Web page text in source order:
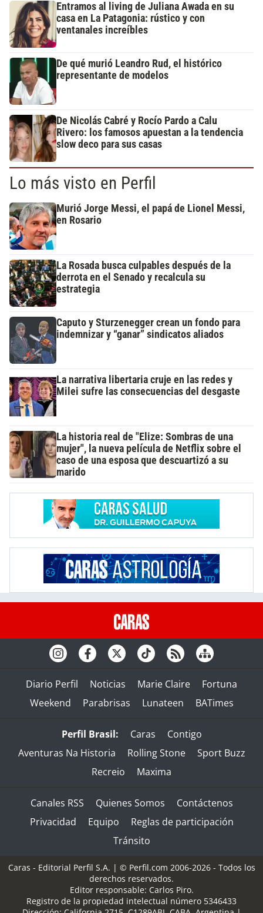
Entramos al living de Juliana Awada en su
casa en La Patagonia: rústico y con
ventanales increíbles
De qué murió Leandro Rud, el histórico
representante de modelos
De Nicolás Cabré y Rocío Pardo a Calu
Rivero: los famosos apuestan a la tendencia
slow deco para sus casas
Lo más visto en Perfil
Murió Jorge Messi, el papá de Lionel Messi,
en Rosario
La Rosada busca culpables después de la
derrota en el Senado y recalcula su
estrategia
Caputo y Sturzenegger crean un fondo para
indemnizar y “ganar” sindicatos aliados
La narrativa libertaria cruje en las redes y
Milei sufre las consecuencias del desgaste
La historia real de "Elize: Sombras de una
mujer", la nueva película de Netflix sobre el
caso de una esposa que descuartizó a su
marido
Diario Perfil Noticias Marie Claire
Fortuna
Weekend
Parabrisas Lunateen BATimes
Perfil Brasil: Caras
Contigo
Aventuras Na Historia
Rolling Stone
Sport Buzz
Recreio
Maxima
Canales RSS Quienes Somos
Contáctenos
Privacidad
Equipo
Reglas de participación
Tránsito
Caras - Editorial Perfil S.A. | © Perfil.com 2006-2026 - Todos los
derechos reservados.
Editor responsable: Carlos Piro.
Registro de la propiedad intelectual número 5346433